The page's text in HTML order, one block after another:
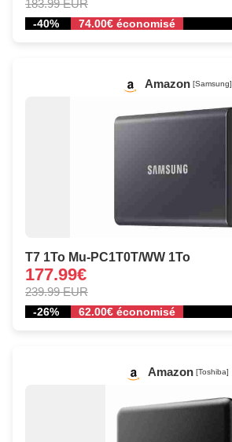
183.99 EUR
-40% 74.00€ économisé
Amazon [Samsung]
T7 1To Mu-PC1T0T/WW 1To
177.99€
239.99 EUR
-26% 62.00€ économisé
Amazon [Toshiba]